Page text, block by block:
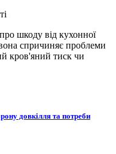
шкоду від кухонної
спричиняє проблеми
кров'яний тиск чи
довкілля та потреби